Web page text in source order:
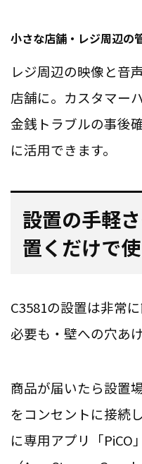
小さな店舗・レジ周辺の
レジ周辺の映像と音
店舗に。カスタマー
金銭トラブルの事後
に活用できます。
設置の手軽
置くだけで
C3581の設置は非常
必要も・壁への穴あ
商品が届いたら設置
をコンセントに接続
に専用アプリ「PiCO